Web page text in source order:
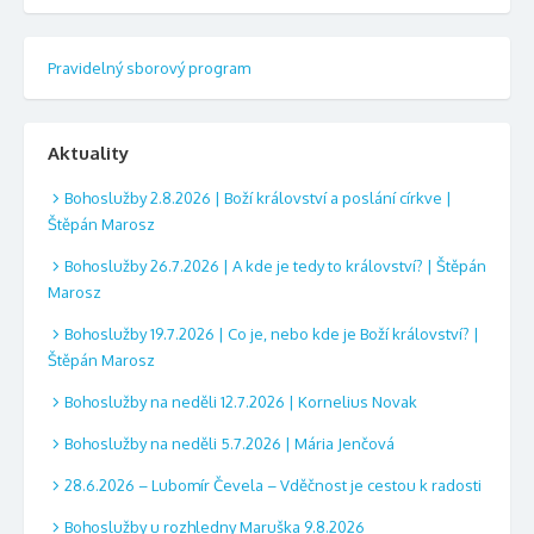
Pravidelný sborový program
Aktuality
Bohoslužby 2.8.2026 | Boží království a poslání církve |
Štěpán Marosz
Bohoslužby 26.7.2026 | A kde je tedy to království? | Štěpán
Marosz
Bohoslužby 19.7.2026 | Co je, nebo kde je Boží království? |
Štěpán Marosz
Bohoslužby na neděli 12.7.2026 | Kornelius Novak
Bohoslužby na neděli 5.7.2026 | Mária Jenčová
28.6.2026 – Lubomír Čevela – Vděčnost je cestou k radosti
Bohoslužby u rozhledny Maruška 9.8.2026